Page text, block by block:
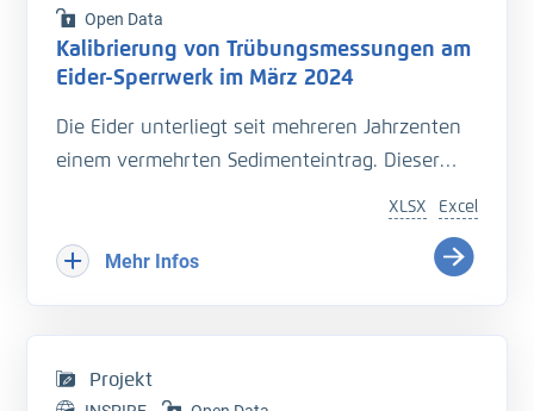
Open Data
Kalibrierung von Trübungsmessungen am
Eider-Sperrwerk im März 2024
Die Eider unterliegt seit mehreren Jahrzenten
einem vermehrten Sedimenteintrag. Dieser
Hinterlandes so wie die Schiffbarkeit des
Bundeswasserstraße.
der Entwässerung des Hinterlandes führt. Das
Excel
XLSX
Mehr Infos
Projekt